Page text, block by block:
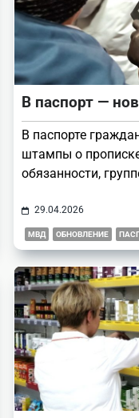
В паспорт —
В паспорте
штампы о
обязанности,
29.04.2026
МВД ОБНОВЛЕНИЕ